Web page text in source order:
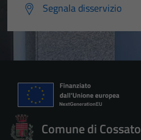
Segnala disservizio
Comune di Cossato